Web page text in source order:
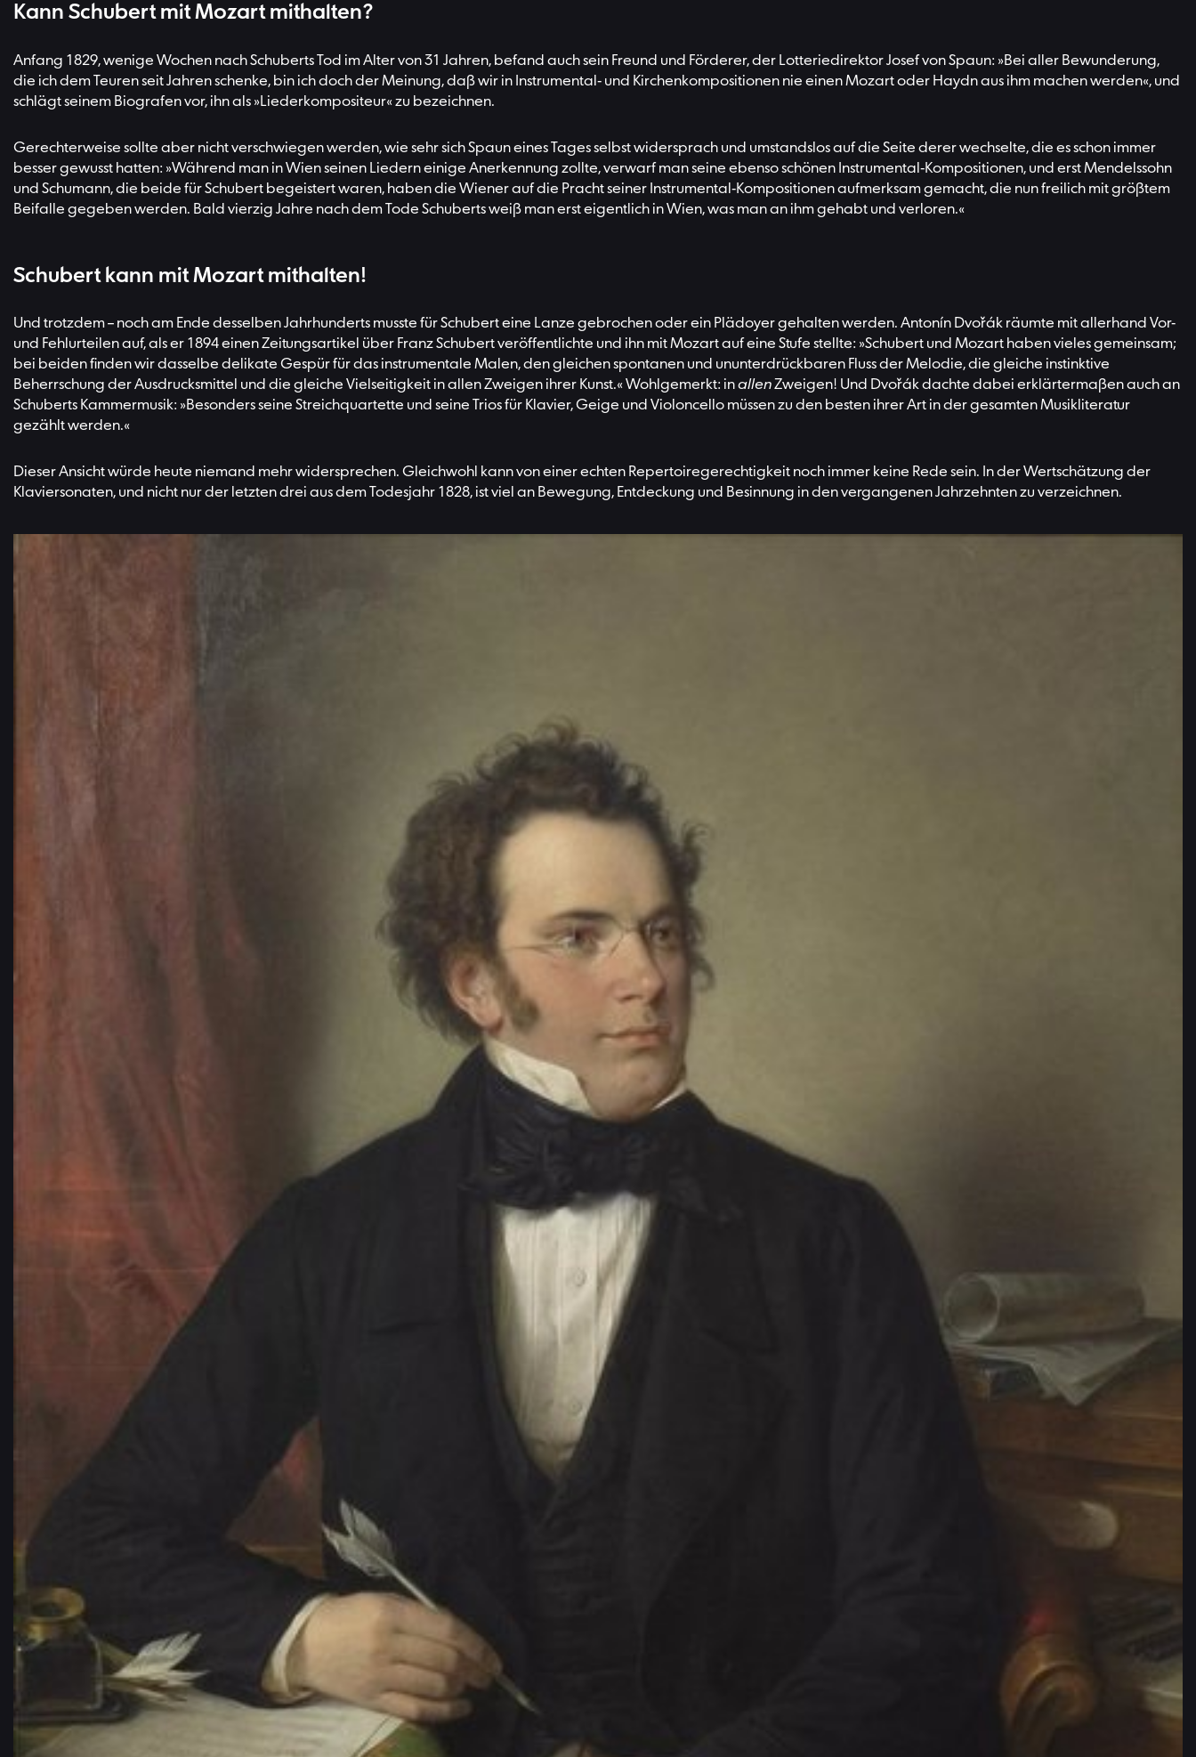
Kann Schubert mit Mozart mithalten?
Anfang 1829, wenige Wochen nach Schuberts Tod im Alter von 31 Jahren, befand auch sein Freund und Förderer, der Lotteriedirektor Josef von Spaun: »Bei aller Bewunderung,
die ich dem Teuren seit Jahren schenke, bin ich doch der Meinung, daß wir in Instrumental- und Kirchenkompositionen nie einen Mozart oder Haydn aus ihm machen werden«, und
schlägt seinem Biografen vor, ihn als »Liederkompositeur« zu bezeichnen.
Gerechterweise sollte aber nicht verschwiegen werden, wie sehr sich Spaun eines Tages selbst widersprach und umstandslos auf die Seite derer wechselte, die es schon immer
besser gewusst hatten: »Während man in Wien seinen Liedern einige Anerkennung zollte, verwarf man seine ebenso schönen Instrumental-Kompositionen, und erst Mendelssohn
und Schumann, die beide für Schubert begeistert waren, haben die Wiener auf die Pracht seiner Instrumental-Kompositionen aufmerksam gemacht, die nun freilich mit größtem
Beifalle gegeben werden. Bald vierzig Jahre nach dem Tode Schuberts weiß man erst eigentlich in Wien, was man an ihm gehabt und verloren.«
Schubert kann mit Mozart mithalten!
Und trotzdem – noch am Ende desselben Jahrhunderts musste für Schubert eine Lanze gebrochen oder ein Plädoyer gehalten werden. Antonín Dvořák räumte mit allerhand Vor-
und Fehlurteilen auf, als er 1894 einen Zeitungsartikel über Franz Schubert veröffentlichte und ihn mit Mozart auf eine Stufe stellte: »Schubert und Mozart haben vieles gemeinsam;
bei beiden finden wir dasselbe delikate Gespür für das instrumentale Malen, den gleichen spontanen und ununterdrückbaren Fluss der Melodie, die gleiche instinktive
Beherrschung der Ausdrucksmittel und die gleiche Vielseitigkeit in allen Zweigen ihrer Kunst.« Wohlgemerkt: inallenZweigen! Und Dvořák dachte dabei erklärtermaßen auch an
Schuberts Kammermusik: »Besonders seine Streichquartette und seine Trios für Klavier, Geige und Violoncello müssen zu den besten ihrer Art in der gesamten Musikliteratur
gezählt werden.«
Dieser Ansicht würde heute niemand mehr widersprechen. Gleichwohl kann von einer echten Repertoiregerechtigkeit noch immer keine Rede sein. In der Wertschätzung der
Klaviersonaten, und nicht nur der letzten drei aus dem Todesjahr 1828, ist viel an Bewegung, Entdeckung und Besinnung in den vergangenen Jahrzehnten zu verzeichnen.